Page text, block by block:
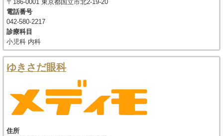
〒186-0001 東京都国立市北2-19-20
電話番号
042-580-2217
診療科目
小児科 内科
ゆきさだ眼科
住所